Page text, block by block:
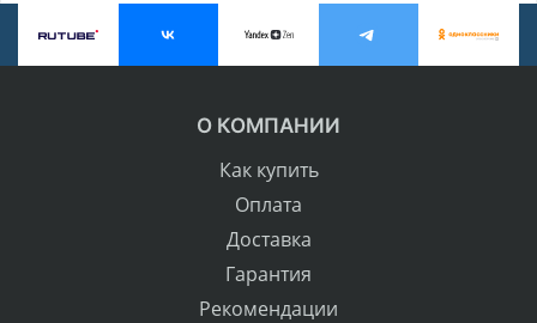
О КОМПАНИИ
Как купить
Оплата
Доставка
Гарантия
Рекомендации